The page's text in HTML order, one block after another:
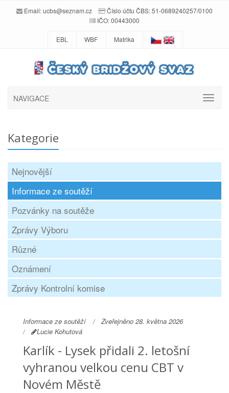
Email:ucbs@seznam.cz
Číslo účtu ČBS: 51-0689240257/0100
IČO: 00443000
EBL WBF Matrika
NAVIGACE
Kategorie
Nejnovější
Informace ze soutěží
Pozvánky na soutěže
Zprávy Výboru
Různé
Oznámení
Zprávy Kontrolní komise
Informace ze soutěží
Zveřejněno 28. května 2026
Lucie Kohutová
Karlík - Lysek přidali 2. letošní
vyhranou velkou cenu CBT v
Novém Městě